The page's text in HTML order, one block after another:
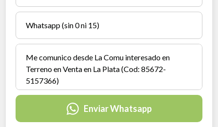
Enviar Whatsapp